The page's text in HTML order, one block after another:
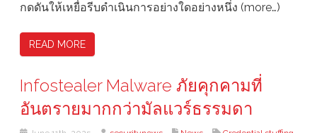
กดดันให้เหยื่อรีบดำเนินการอย่างใดอย่างหนึ่ง (more…)
READ MORE
Infostealer Malware ภัยคุกคามที่
อันตรายมากกว่ามัลแวร์ธรรมดา